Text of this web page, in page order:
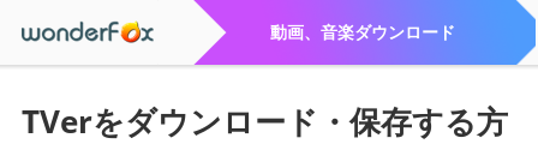
動画、音楽ダウンロード
TVerをダウンロード・保存する方